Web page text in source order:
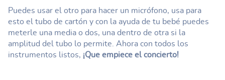
Puedes usar el otro para hacer un micrófono, usa para
esto el tubo de cartón y con la ayuda de tu bebé puedes
meterle una media o dos, una dentro de otra si la
amplitud del tubo lo permite. Ahora con todos los
instrumentos listos, ¡Que empiece el concierto!